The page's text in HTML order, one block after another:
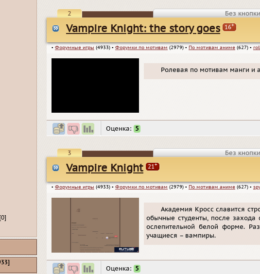
Без
2
Vampire Knight: the story goes 16+
▪ Форумные игры (4933) ▪ Форумки по мотивам (2979) ▪ По мотивам аниме (627) ▪
Ролевая по мотивам манги и
Оценка: 5
Без
3
Vampire Knight 21+
▪ Форумные игры (4933) ▪ Форумки по мотивам (2979) ▪ По мотивам аниме (627) ▪
Академия Кросс славится
обычные студенты, после
ослепительной белой форме.
учащиеся – вампиры.
Оценка: 5
[0]